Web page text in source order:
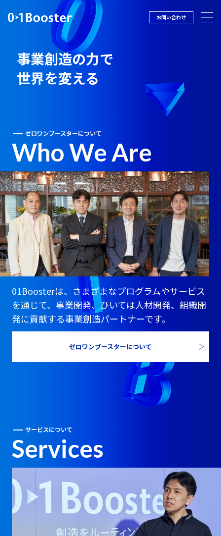
お問い合わせ
事業創造の力で
世界を変える
ゼロワンブースターについて
Who We Are
01Boosterは、さまざまなプログラムやサービス
を通じて、事業開発、ひいては人材開発、組織開
発に貢献する事業創造パートナーです。
ゼロワンブースターについて
サービスについて
Services